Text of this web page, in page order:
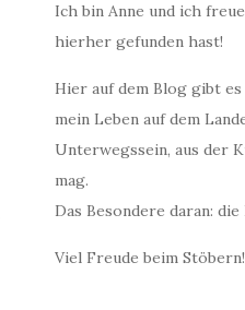
Ich bin Anne und ich
hierher gefunden hast!
Hier auf dem Blog gibt
mein Leben auf dem
Unterwegssein, aus der
mag.
Das Besondere daran:
Viel Freude beim Stöbern!